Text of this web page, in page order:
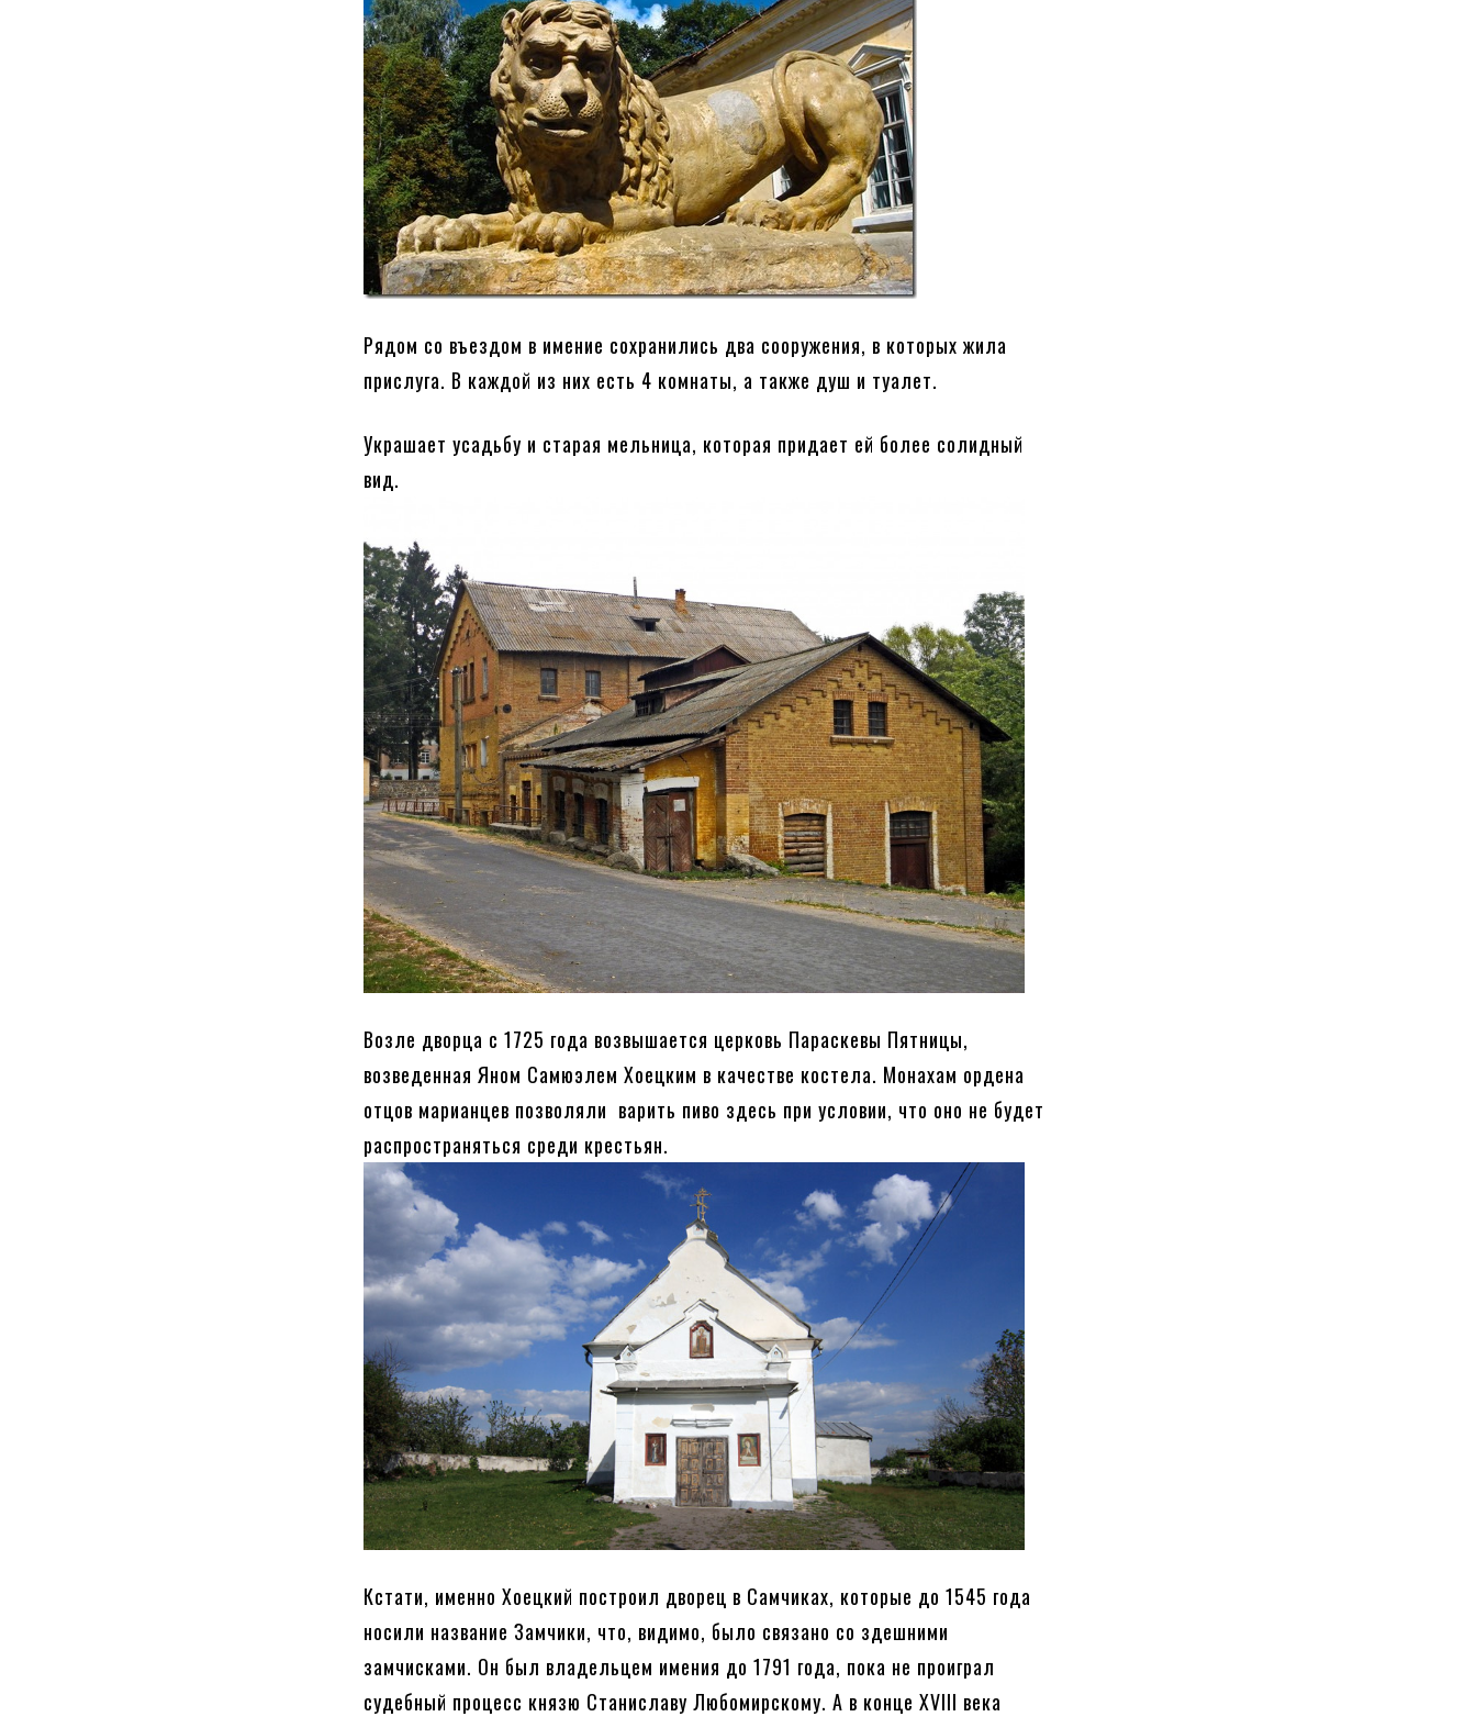
Рядом со въездом в имение сохранились два сооружения, в которых жила
прислуга. В каждой из них есть 4 комнаты, а также душ и туалет.
Украшает усадьбу и старая мельница, которая придает ей более солидный
вид.
Возле дворца с 1725 года возвышается церковь Параскевы Пятницы,
возведенная Яном Самюэлем Хоецким в качестве костела. Монахам ордена
отцов марианцев позволяли варить пиво здесь при условии, что оно не будет
распространяться среди крестьян.
Кстати, именно Хоецкий построил дворец в Самчиках, которые до 1545 года
носили название Замчики, что, видимо, было связано со здешними
замчисками. Он был владельцем имения до 1791 года, пока не проиграл
судебный процесс князю Станиславу Любомирскому. А в конце XVIII века